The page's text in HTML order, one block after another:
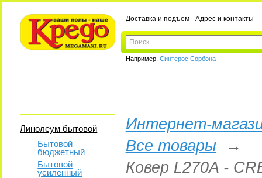
Доставка и подъем Адрес и контакты
Например, Синтерос Сорбона
Линолеум бытовой
Бытовой
бюджетный
Бытовой
усиленный
Интернет-
Все товары→
Ковер L270A -